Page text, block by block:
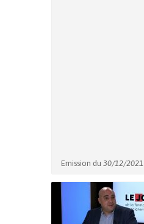
Emission du 30/12/2021